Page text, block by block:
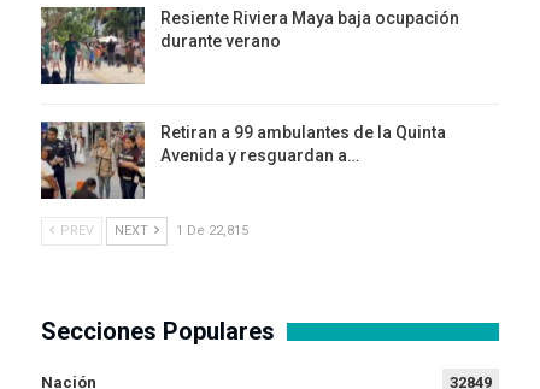
Resiente Riviera Maya baja ocupación
durante verano
Retiran a 99 ambulantes de la Quinta
Avenida y resguardan a…
PREV NEXT 1 De 22,815
Secciones Populares
Nación 32849